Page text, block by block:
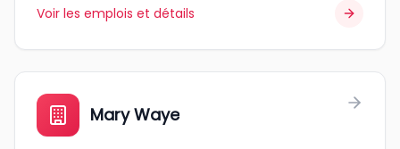
Voir les emplois et détails
Mary Waye